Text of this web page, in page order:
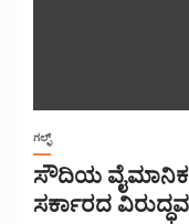
ಗಲ್ಫ್
ಸೌದಿಯ ವೈಮಾನಿಕ
ಸರ್ಕಾರದ